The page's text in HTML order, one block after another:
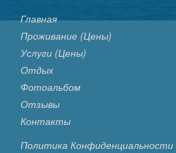
Главная
Проживание (цены)
Услуги (цены)
Отдых
Фотоальбом
Отзывы
Контакты
Политика Конфиденциальности